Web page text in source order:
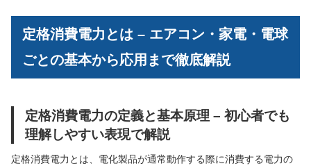
定格消費電力とは – エアコン・家電・電球
ごとの基本から応用まで徹底解説
定格消費電力の定義と基本原理 – 初心者でも
理解しやすい表現で解説
定格消費電力とは、電化製品が通常動作する際に消費する電力の